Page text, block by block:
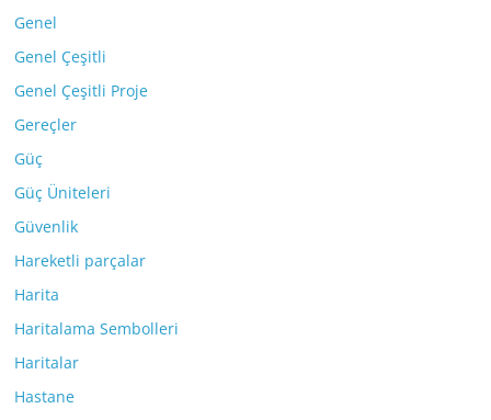
Genel
Genel Çeşitli
Genel Çeşitli Proje
Gereçler
Güç
Güç Üniteleri
Güvenlik
Hareketli parçalar
Harita
Haritalama Sembolleri
Haritalar
Hastane